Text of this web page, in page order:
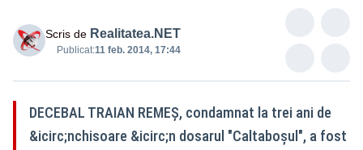
Scris de Realitatea.NET
Publicat:11 feb. 2014, 17:44
DECEBAL TRAIAN REMEŞ, condamnat la trei ani de
&icirc;nchisoare &icirc;n dosarul "Caltaboşul", a fost